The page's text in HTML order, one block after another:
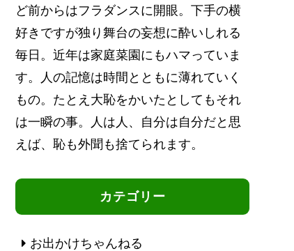
ど前からはフラダンスに開眼。下手の横
好きですが独り舞台の妄想に酔いしれる
毎日。近年は家庭菜園にもハマっていま
す。人の記憶は時間とともに薄れていく
もの。たとえ大恥をかいたとしてもそれ
は一瞬の事。人は人、自分は自分だと思
えば、恥も外聞も捨てられます。
カテゴリー
お出かけちゃんねる